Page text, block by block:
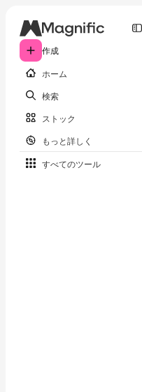
作成
ホーム
検索
ストック
もっと詳しく
すべてのツール